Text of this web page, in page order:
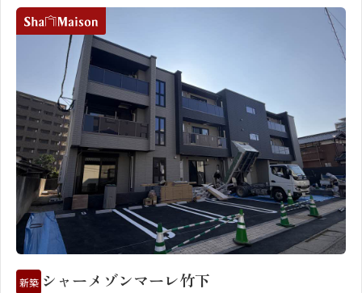
新築 シャーメゾンマーレ竹下